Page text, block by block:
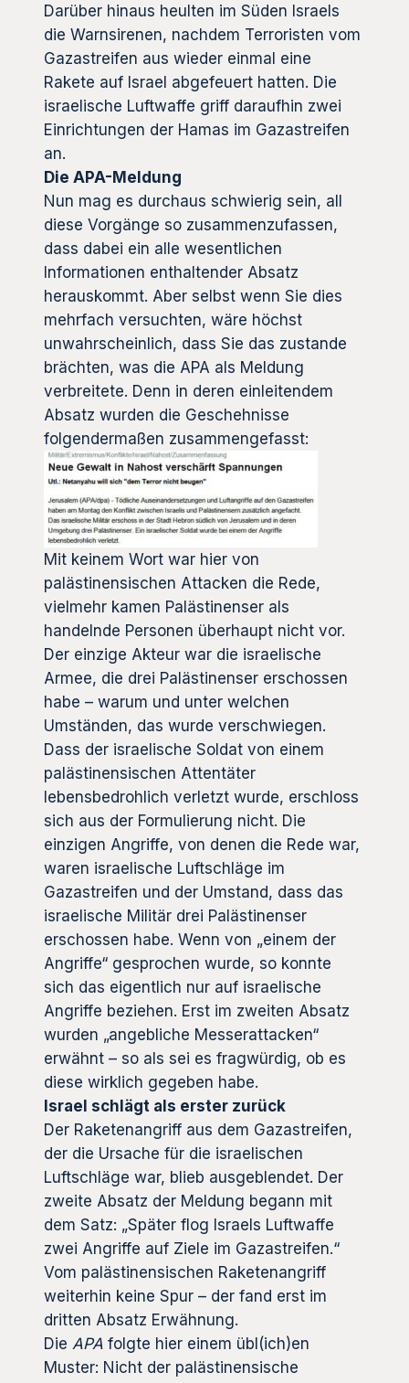
Darüber hinaus heulten im Süden Israels
die Warnsirenen, nachdem Terroristen vom
Gazastreifen aus wieder einmal eine
Rakete auf Israel abgefeuert hatten. Die
israelische Luftwaffe griff daraufhin zwei
Einrichtungen der Hamas im Gazastreifen
an.
Die APA-Meldung
Nun mag es durchaus schwierig sein, all
diese Vorgänge so zusammenzufassen,
dass dabei ein alle wesentlichen
Informationen enthaltender Absatz
herauskommt. Aber selbst wenn Sie dies
mehrfach versuchten, wäre höchst
unwahrscheinlich, dass Sie das zustande
brächten, was die APA als Meldung
verbreitete. Denn in deren einleitendem
Absatz wurden die Geschehnisse
folgendermaßen zusammengefasst:
Mit keinem Wort war hier von
palästinensischen Attacken die Rede,
vielmehr kamen Palästinenser als
handelnde Personen überhaupt nicht vor.
Der einzige Akteur war die israelische
Armee, die drei Palästinenser erschossen
habe – warum und unter welchen
Umständen, das wurde verschwiegen.
Dass der israelische Soldat von einem
palästinensischen Attentäter
lebensbedrohlich verletzt wurde, erschloss
sich aus der Formulierung nicht. Die
einzigen Angriffe, von denen die Rede war,
waren israelische Luftschläge im
Gazastreifen und der Umstand, dass das
israelische Militär drei Palästinenser
erschossen habe. Wenn von „einem der
Angriffe“ gesprochen wurde, so konnte
sich das eigentlich nur auf israelische
Angriffe beziehen. Erst im zweiten Absatz
wurden „angebliche Messerattacken“
erwähnt – so als sei es fragwürdig, ob es
diese wirklich gegeben habe.
Israel schlägt als erster zurück
Der Raketenangriff aus dem Gazastreifen,
der die Ursache für die israelischen
Luftschläge war, blieb ausgeblendet. Der
zweite Absatz der Meldung begann mit
dem Satz: „Später flog Israels Luftwaffe
zwei Angriffe auf Ziele im Gazastreifen.“
Vom palästinensischen Raketenangriff
weiterhin keine Spur – der fand erst im
dritten Absatz Erwähnung.
Die APA folgte hier einem übl(ich)en
Muster: Nicht der palästinensische